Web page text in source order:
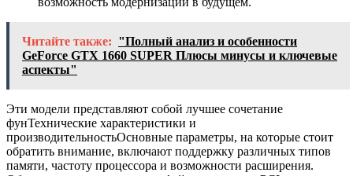
Читайте также: "Полный анализ и особенности
GeForce GTX 1660 SUPER Плюсы минусы и ключевые
аспекты"
Эти модели представляют собой лучшее сочетание
фунТехнические характеристики и
производительностьОсновные параметры, на которые стоит
обратить внимание, включают поддержку различных типов
памяти, частоту процессора и возможности расширения.